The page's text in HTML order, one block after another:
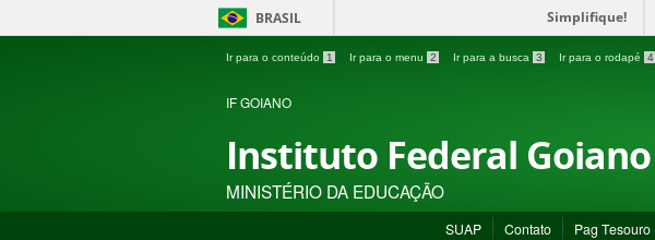
BRASIL Simplifique!
Ir para o conteúdo 1 Ir para o menu 2 Ir para a busca 3 Ir para o rodapé 4
IF GOIANO
Instituto Federal Goiano
MINISTÉRIO DA EDUCAÇÃO
SUAP Contato Pag Tesouro